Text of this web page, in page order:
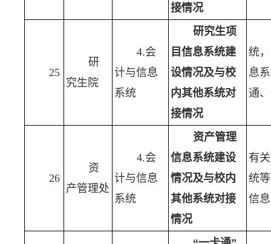
接情况
25
研
究生院
4.会
计与信息
系统
研究生项
目信息系统建
设情况及与校
内其他系统对
接情况
统
息
通
26
资
产管理处
4.会
计与信息
系统
资产管理
信息系统建设
情况及与校内
其他系统对接
情况
有
统
信